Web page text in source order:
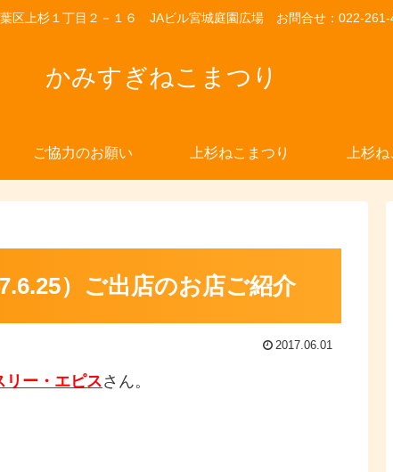
区上杉１丁目２－１６ JAビル宮城庭園広場 お問合せ：022-261-
かみすぎねこまつり
ご協力のお願い 上杉ねこまつり 上杉
）ご出店のお店ご紹介
2017.06.01
リー・エピスさん。